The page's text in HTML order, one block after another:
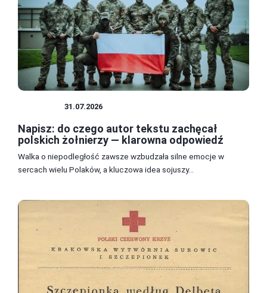
31.07.2026
Napisz: do czego autor tekstu zachęcał
polskich żołnierzy — klarowna odpowiedź
Walka o niepodległość zawsze wzbudzała silne emocje w
sercach wielu Polaków, a kluczowa idea sojuszy...